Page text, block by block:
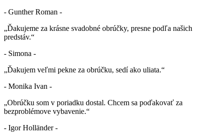
- Gunther Roman -
„Ďakujeme za krásne svadobné obrúčky, presne podľa našich
predstáv.“
- Simona -
„Ďakujem veľmi pekne za obrúčku, sedí ako uliata.“
- Monika Ivan -
„Obrúčku som v poriadku dostal. Chcem sa poďakovať za
bezproblémove vybavenie.“
- Igor Holländer -